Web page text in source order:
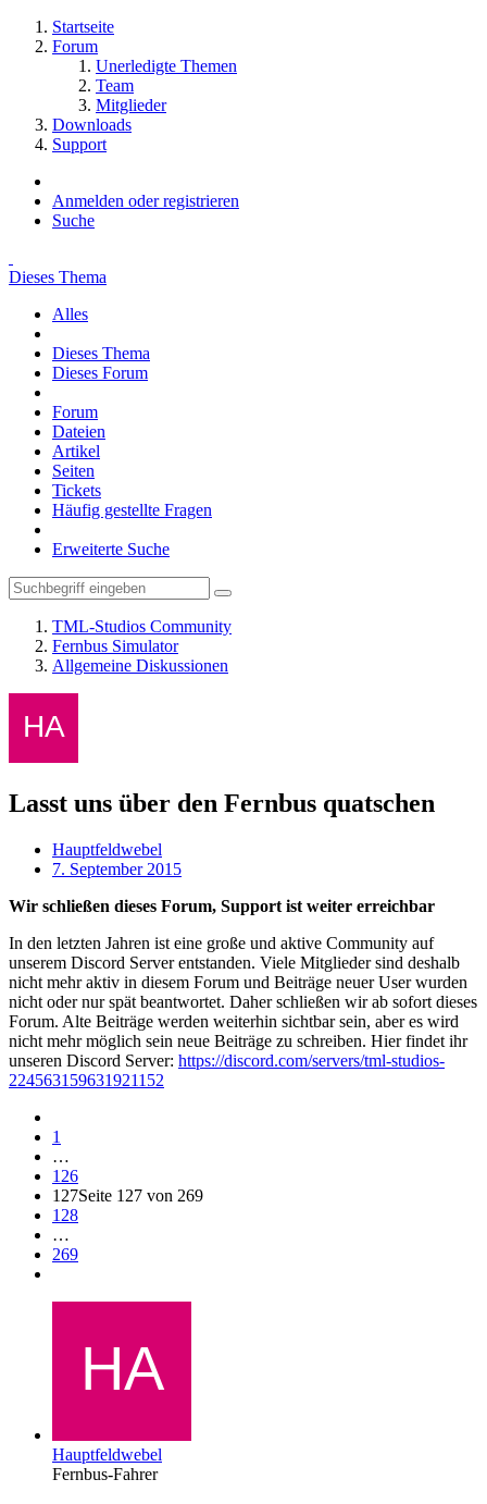
Startseite
Forum
Unerledigte Themen
Team
Mitglieder
Downloads
Support
Anmelden oder registrieren
Suche
Dieses Thema
Alles
Dieses Thema
Dieses Forum
Forum
Dateien
Artikel
Seiten
Tickets
Häufig gestellte Fragen
Erweiterte Suche
TML-Studios Community
Fernbus Simulator
Allgemeine Diskussionen
Lasst uns über den Fernbus quatschen
Hauptfeldwebel
7. September 2015
Wir schließen dieses Forum, Support ist weiter erreichbar
In den letzten Jahren ist eine große und aktive Community auf
unserem Discord Server entstanden. Viele Mitglieder sind deshalb
nicht mehr aktiv in diesem Forum und Beiträge neuer User wurden
nicht oder nur spät beantwortet. Daher schließen wir ab sofort dieses
Forum. Alte Beiträge werden weiterhin sichtbar sein, aber es wird
nicht mehr möglich sein neue Beiträge zu schreiben. Hier findet ihr
unseren Discord Server: https://discord.com/servers/tml-studios-
224563159631921152
1
…
126
127Seite 127 von 269
128
…
269
Hauptfeldwebel
Fernbus-Fahrer